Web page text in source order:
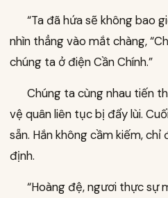
“Ta đã hứa sẽ không bao
nhìn thẳng vào mắt chàng,
chúng ta ở điện Cần Chính.”
Chúng ta cùng nhau tiến
vệ quân liên tục bị đẩy lùi.
sẵn. Hắn không cầm kiếm,
định.
“Hoàng đệ, ngươi thực sự